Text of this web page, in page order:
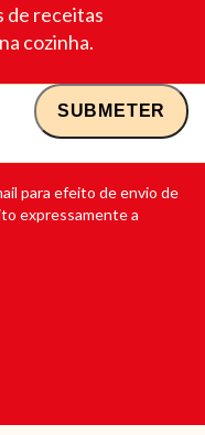
de receitas
cozinha.
para efeito de envio de
expressamente a